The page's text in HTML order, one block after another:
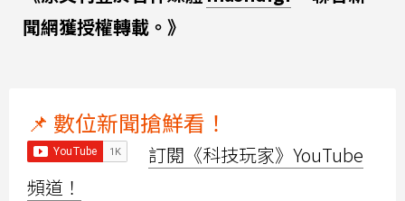
聞網獲授權轉載。》
📌 數位新聞搶鮮看！
訂閱《科技玩家》YouTube
頻道！